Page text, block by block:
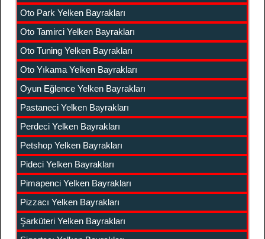
Oto Park Yelken Bayrakları
Oto Tamirci Yelken Bayrakları
Oto Tuning Yelken Bayrakları
Oto Yıkama Yelken Bayrakları
Oyun Eğlence Yelken Bayrakları
Pastaneci Yelken Bayrakları
Perdeci Yelken Bayrakları
Petshop Yelken Bayrakları
Pideci Yelken Bayrakları
Pimapenci Yelken Bayrakları
Pizzacı Yelken Bayrakları
Şarküteri Yelken Bayrakları